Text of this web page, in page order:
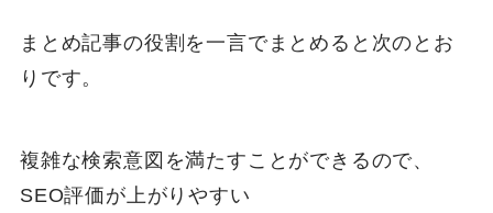
まとめ記事の役割を一言でまとめると次のとお
りです。
複雑な検索意図を満たすことができるので、
SEO評価が上がりやすい